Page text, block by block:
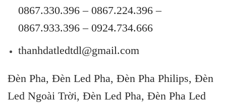
0867.330.396 – 0867.224.396 –
0867.933.396 – 0924.734.666
thanhdatledtdl@gmail.com
Đèn Pha, Đèn Led Pha, Đèn Pha Philips, Đèn
Led Ngoài Trời, Đèn Led Pha, Đèn Pha Led